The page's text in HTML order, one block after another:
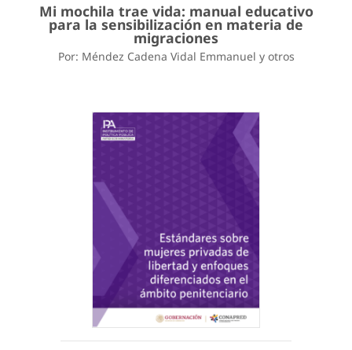
Mi mochila trae vida: manual educativo
para la sensibilización en materia de
migraciones
Por: Méndez Cadena Vidal Emmanuel y otros